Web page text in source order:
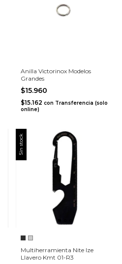
Anilla Victorinox Modelos
Grandes
$15.960
$15.162 con Transferencia (solo
online)
Sin stock
Multiherramienta Nite Ize
Llavero Kmt 01-R3